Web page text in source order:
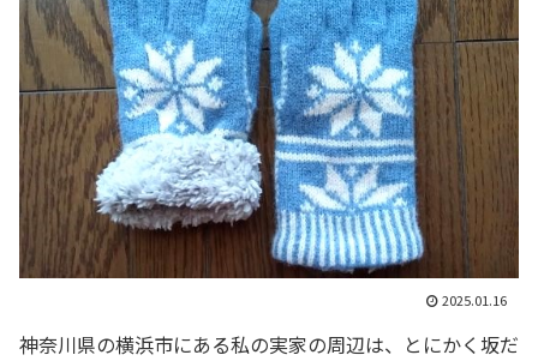
2025.01.16
神奈川県の横浜市にある私の実家の周辺は、とにかく坂だ